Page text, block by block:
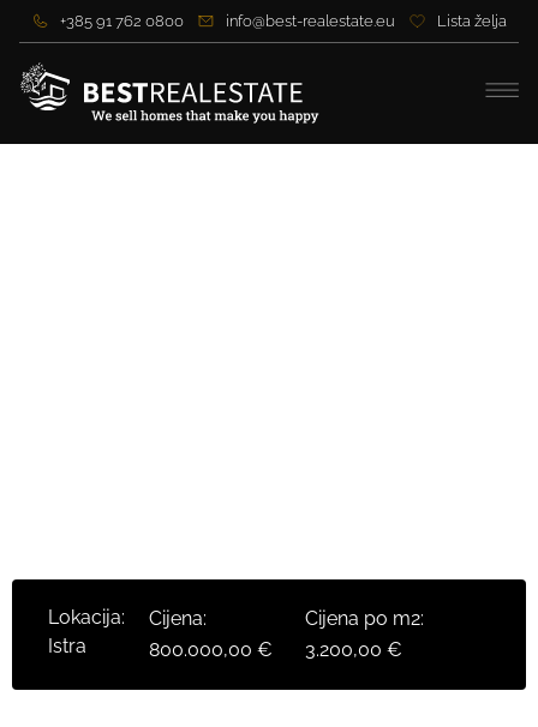
+385 91 762 0800 info@best-realestate.eu Lista želja
Lokacija:
Istra
Cijena:
800.000,00 €
Cijena po m2:
3.200,00 €